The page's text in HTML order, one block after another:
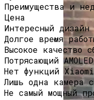
Преимущества и
Цена
Интересный дизайн
Долгое время
Высокое качество
Потрясающий
Нет функций Xiaomi
Лишь одна камера
Не самый мощный